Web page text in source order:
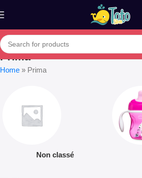
Prima
Home » Prima
Non classé